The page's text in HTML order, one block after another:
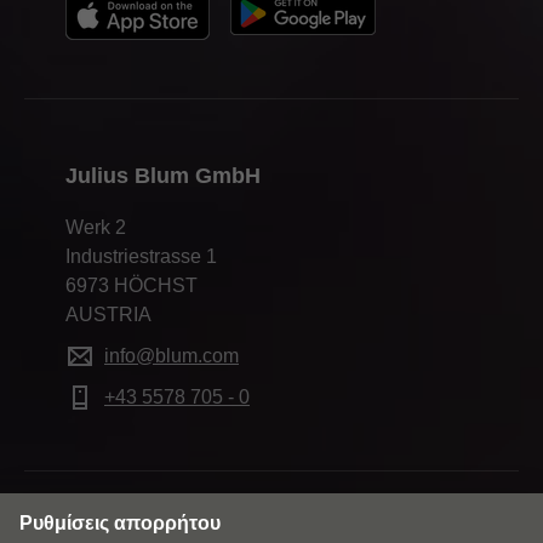
Julius Blum GmbH
Werk 2
Industriestrasse 1
6973 HÖCHST
AUSTRIA
info@blum.com
+43 5578 705 - 0
Αλλάξτε αγορά και γλώσσα